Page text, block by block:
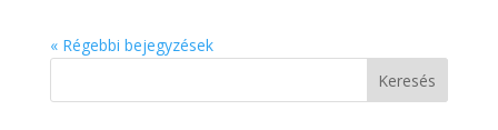
« Régebbi bejegyzések
Keresés